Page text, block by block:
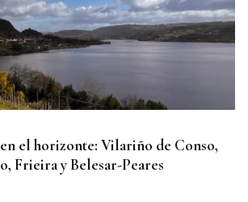
el horizonte: Vilariño de Conso,
Frieira y Belesar-Peares